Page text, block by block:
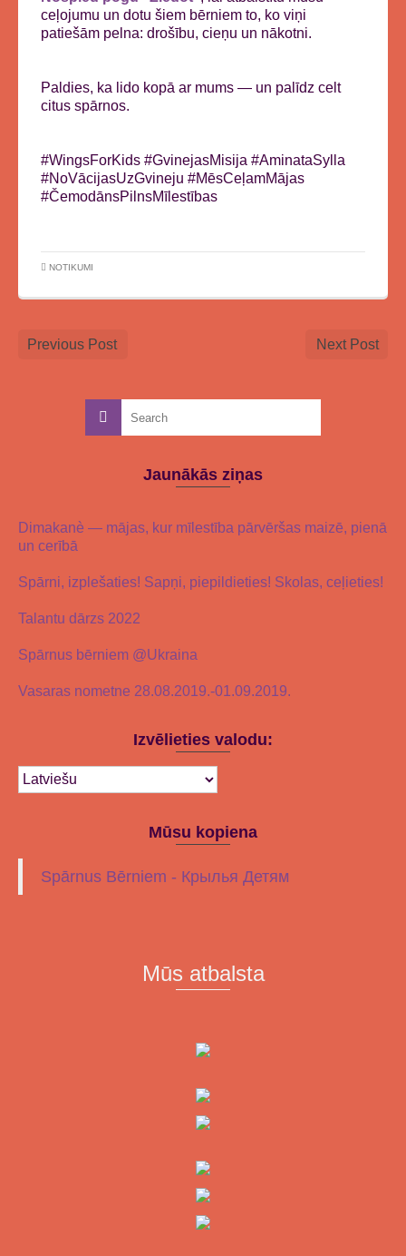
ceļojumu un dotu šiem bērniem to, ko viņi
patiešām pelna: drošību, cieņu un nākotni.
Paldies, ka lido kopā ar mums — un palīdz celt
citus spārnos.
#WingsForKids #GvinejasMisija #AminataSylla
#NoVācijasUzGvineju #MēsCeļamMājas
#ČemodānsPilnsMīlestības
NOTIKUMI
Previous Post Next Post
Jaunākās ziņas
Dimakanè — mājas, kur mīlestība pārvēršas maizē, pienā
un cerībā
Spārni, izplešaties! Sapņi, piepildieties! Skolas, ceļieties!
Talantu dārzs 2022
Spārnus bērniem @Ukraina
Vasaras nometne 28.08.2019.-01.09.2019.
Izvēlieties valodu:
Mūsu kopiena
Spārnus Bērniem - Крылья Детям
Mūs atbalsta